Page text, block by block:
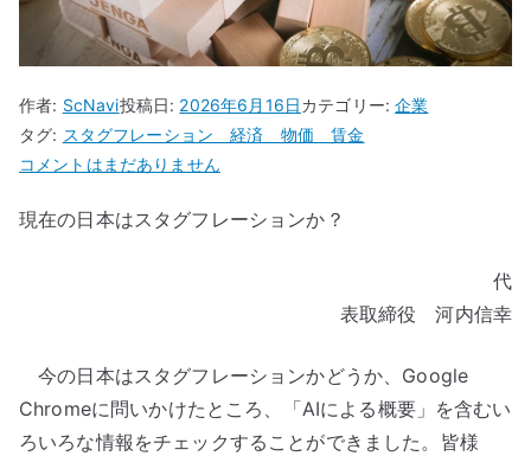
作者: ScNavi投稿日: 2026年6月16日カテゴリー:企業
タグ: スタグフレーション 経済 物価 賃金
現
の
グ
フ
コメントはまだありません
現在の日本はスタグフレーションか？
代
表取締役 河内信幸
今の日本はスタグフレーションかどうか、Google
Chromeに問いかけたところ、「AIによる概要」を含むい
ろいろな情報をチェックすることができました。皆様